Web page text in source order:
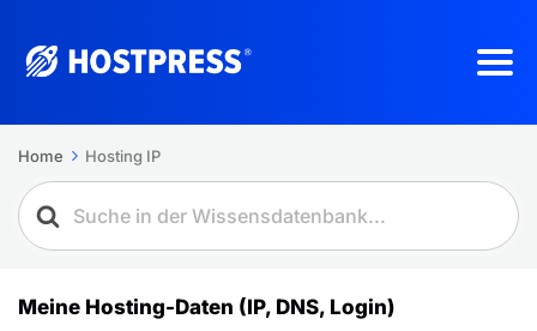
Home Hosting IP
Meine Hosting-Daten (IP, DNS, Login)